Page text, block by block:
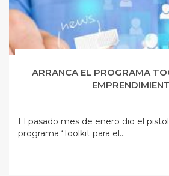
ARRANCA EL PROGRAMA
El pasado mes de enero dio el
programa ‘Toolkit para el...